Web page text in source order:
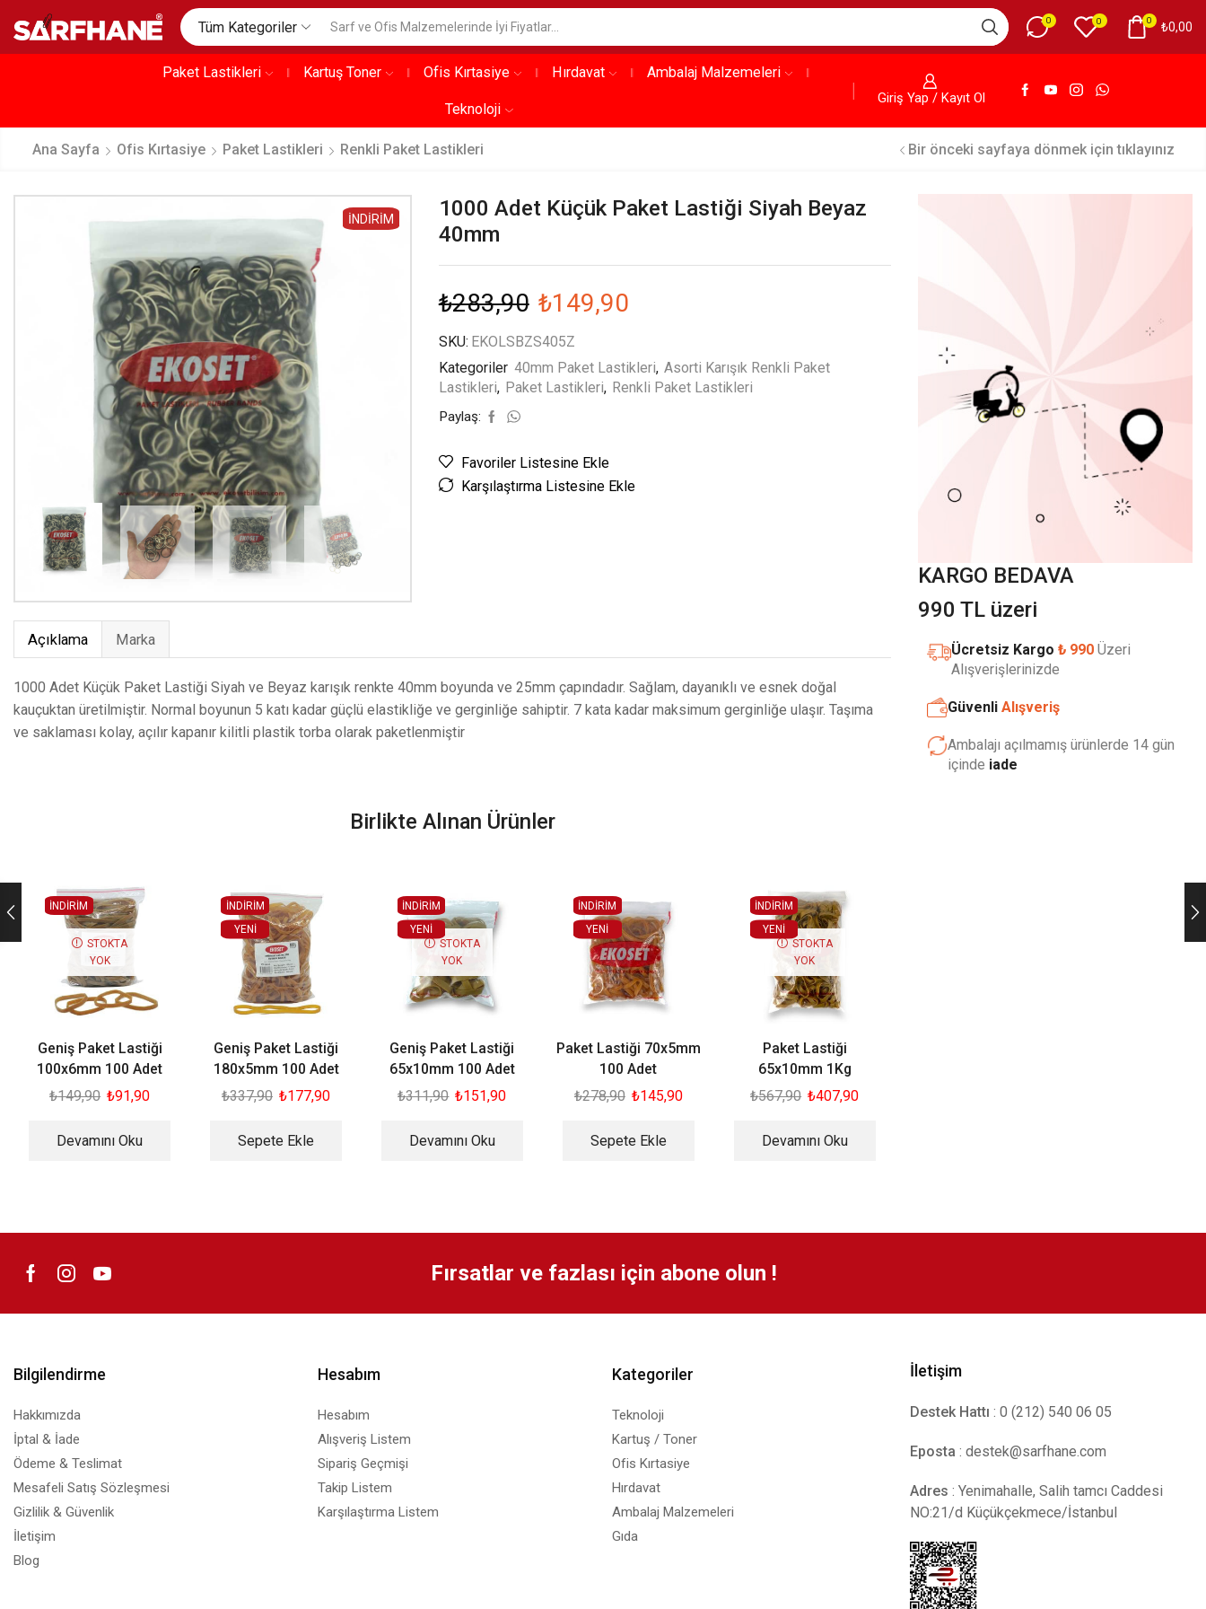
Tüm Kategoriler 0 0 0 ₺0,00
Paket Lastikleri Kartuş Toner Ofis Kırtasiye Hırdavat Ambalaj Malzemeleri
Teknoloji
Giriş Yap / Kayıt Ol
Ana Sayfa Ofis Kırtasiye Paket Lastikleri Renkli Paket Lastikleri Bir önceki sayfaya dönmek için tıklayınız
İNDIRIM
1000 Adet Küçük Paket Lastiği Siyah Beyaz
40mm
₺283,90 ₺149,90
SKU: EKOLSBZS405Z
Kategoriler 40mm Paket Lastikleri, Asorti Karışık Renkli Paket
Lastikleri, Paket Lastikleri, Renkli Paket Lastikleri
Paylaş:
Favoriler Listesine Ekle
Karşılaştırma Listesine Ekle
Açıklama Marka
1000 Adet Küçük Paket Lastiği Siyah ve Beyaz karışık renkte 40mm boyunda ve 25mm çapındadır. Sağlam, dayanıklı ve esnek doğal
kauçuktan üretilmiştir. Normal boyunun 5 katı kadar güçlü elastikliğe ve gerginliğe sahiptir. 7 kata kadar maksimum gerginliğe ulaşır. Taşıma
ve saklaması kolay, açılır kapanır kilitli plastik torba olarak paketlenmiştir
Birlikte Alınan Ürünler
İNDİRİM
STOKTA
YOK
Geniş Paket Lastiği
100x6mm 100 Adet
₺149,90 ₺91,90
Devamını Oku
İNDİRİM
YENI
Geniş Paket Lastiği
180x5mm 100 Adet
₺337,90 ₺177,90
Sepete Ekle
İNDİRİM
YENI
STOKTA
YOK
Geniş Paket Lastiği
65x10mm 100 Adet
₺311,90 ₺151,90
Devamını Oku
İNDİRİM
YENI
Paket Lastiği 70x5mm
100 Adet
₺278,90 ₺145,90
Sepete Ekle
İNDİRİM
YENI
STOKTA
YOK
Paket Lastiği
65x10mm 1Kg
₺567,90 ₺407,90
Devamını Oku
KARGO BEDAVA
990 TL üzeri
Ücretsiz Kargo ₺ 990 Üzeri
Alışverişlerinizde
Güvenli Alışveriş
Ambalajı açılmamış ürünlerde 14 gün
içinde iade
Fırsatlar ve fazlası için abone olun !
Bilgilendirme
Hakkımızda
İptal & İade
Ödeme & Teslimat
Mesafeli Satış Sözleşmesi
Gizlilik & Güvenlik
İletişim
Blog
Hesabım
Hesabım
Alışveriş Listem
Sipariş Geçmişi
Takip Listem
Karşılaştırma Listem
Kategoriler
Teknoloji
Kartuş / Toner
Ofis Kırtasiye
Hırdavat
Ambalaj Malzemeleri
Gıda
İletişim
Destek Hattı : 0 (212) 540 06 05
Eposta : destek@sarfhane.com
Adres : Yenimahalle, Salih tamcı Caddesi
NO:21/d Küçükçekmece/İstanbul